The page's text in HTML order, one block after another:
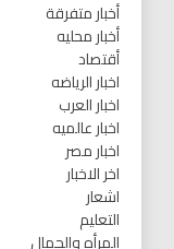
أخبار متفرقة
أخبار محليه
أقتصاد
اخبار الرياضه
اخبار العرب
اخبار عالميه
اخبار مصر
اخر الاخبار
اشعار
التعليم
المرأه والجمال